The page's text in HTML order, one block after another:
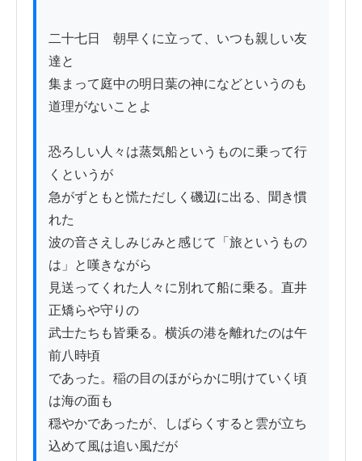
二十七日　朝早くに立って、いつも親しい友
達と
集まって庭中の明日葉の神になどというのも
道理がないことよ
恐ろしい人々は蒸気船というものに乗って行
くというが
急がずともと慌ただしく磯辺に出る、聞き慣
れた
波の音さえしみじみと感じて「旅というもの
は」と嘆きながら
見送ってくれた人々に別れて船に乗る。直井
正矯らや守りの
武士たちも皆乗る。横浜の港を離れたのは午
前八時頃
であった。稲の目のほがらかに明けていく頃
は海の面も
穏やかであったが、しばらくすると雲が立ち
込めて風は追い風だが